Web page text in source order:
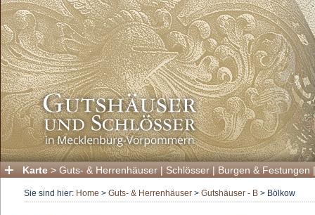
Karte > Guts- & Herrenhäuser | Schlösser | Burgen & Festungen
Sie sind hier: Home > Guts- & Herrenhäuser > Gutshäuser - B > Bölkow